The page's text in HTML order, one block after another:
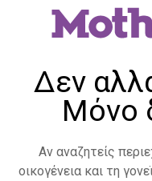
Δεν
Μόνο
Αν αναζητείς
οικογένεια και τη